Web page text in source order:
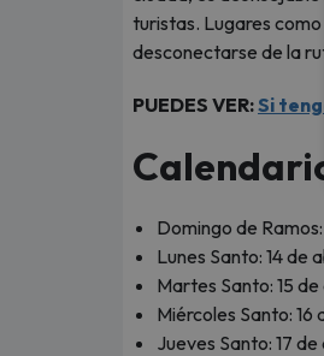
turistas. Lugares
desconectarse de la
PUEDES VER:Si
Domingo de
Lunes Santo: 14 de
Martes Santo: 15 de
Miércoles Santo: 16
Jueves Santo: 17 de